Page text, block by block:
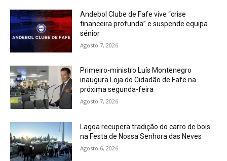
Andebol Clube de Fafe vive “crise
financeira profunda” e suspende equipa
sénior
Agosto 7, 2026
Primeiro-ministro Luís Montenegro
inaugura Loja do Cidadão de Fafe na
próxima segunda-feira
Agosto 7, 2026
Lagoa recupera tradição do carro de bois
na Festa de Nossa Senhora das Neves
Agosto 6, 2026